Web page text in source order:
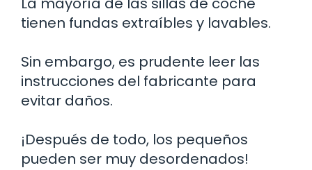
tienen fundas extraíbles y lavables.
Sin embargo, es prudente leer las
instrucciones del fabricante para
evitar daños.
¡Después de todo, los pequeños
pueden ser muy desordenados!